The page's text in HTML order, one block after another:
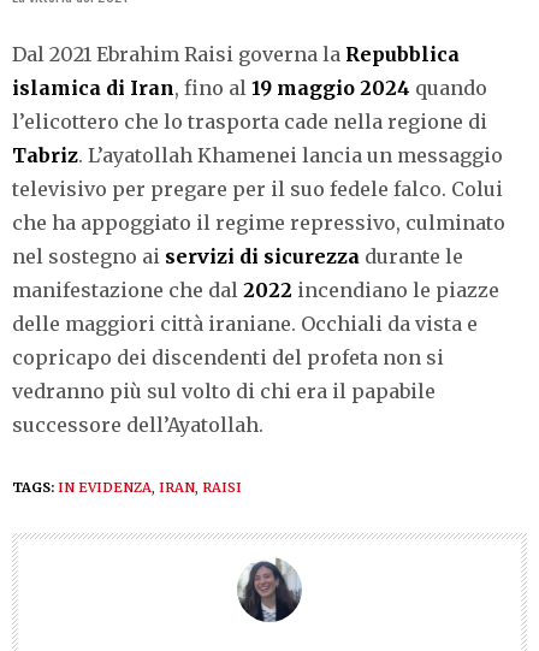
Dal 2021 Ebrahim Raisi governa la Repubblica
islamica di Iran, fino al 19 maggio 2024 quando
l’elicottero che lo trasporta cade nella regione di
Tabriz. L’ayatollah Khamenei lancia un messaggio
televisivo per pregare per il suo fedele falco. Colui
che ha appoggiato il regime repressivo, culminato
nel sostegno ai servizi di sicurezza durante le
manifestazione che dal 2022 incendiano le piazze
delle maggiori città iraniane. Occhiali da vista e
copricapo dei discendenti del profeta non si
vedranno più sul volto di chi era il papabile
successore dell’Ayatollah.
TAGS: IN EVIDENZA IRAN RAISI